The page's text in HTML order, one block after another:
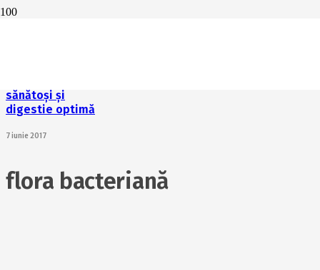
sănătoși și
digestie optimă
7 iunie 2017
flora bacteriană